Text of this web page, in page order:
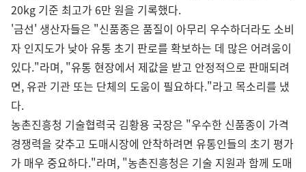
20kg 기준 최고가 6만 원을 기록했다.
'금선' 생산자들은 "신품종은 품질이 아무리 우수하더라도 소비
자 인지도가 낮아 유통 초기 판로를 확보하는 데 많은 어려움이
있다."라며, "유통 현장에서 제값을 받고 안정적으로 판매되려
면, 유관 기관 또는 단체의 도움이 필요하다."라고 목소리를 냈
다.
농촌진흥청 기술협력국 김황용 국장은 "우수한 신품종이 가격
경쟁력을 갖추고 도매시장에 안착하려면 유통인들의 초기 평가
가 매우 중요하다."라며, "농촌진흥청은 기술 지원과 함께 도매